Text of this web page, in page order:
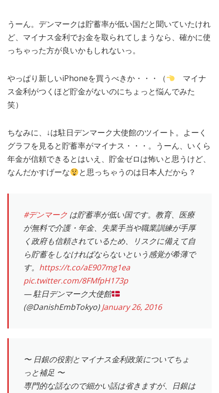
うーん。デンマークは貯蓄率が低い国だと聞いていたけれ
ど、マイナス金利でお金を取られてしまうなら、確かに使
っちゃった方が良いかもしれないっ。
やっぱり新しいiPhoneを買うべきか・・・（
マイナ
ス金利がつくほど貯金がないのにちょっと悩んでみた
笑）
ちなみに、↓は駐日デンマーク大使館のツイート。よーく
グラフを見ると貯蓄率がマイナス・・・。うーん、いくら
年金が信頼できるとはいえ、貯金ゼロは怖いと思うけど、
なんだかすげーな
と思っちゃうのは日本人だから？
#デンマーク は貯蓄率が低い国です。教育、医療
が無料で介護・年金、失業手当や職業訓練が手厚
く政府も信頼されているため、リスクに備えて自
ら貯蓄をしなければならないという感覚が希薄で
す。 https://t.co/aE907mg1ea
pic.twitter.com/8FMfpH173p
— 駐日デンマーク大使館
(@DanishEmbTokyo)January 26, 2016
〜 日銀の役割とマイナス金利政策についてちょ
っと補足 〜
専門的な話なので細かい話は省きますが、日銀は